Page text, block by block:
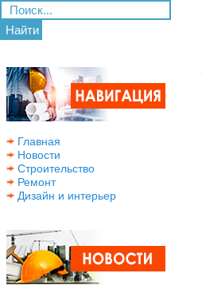
Найти
Главная
Новости
Строительство
Ремонт
Дизайн и интерьер